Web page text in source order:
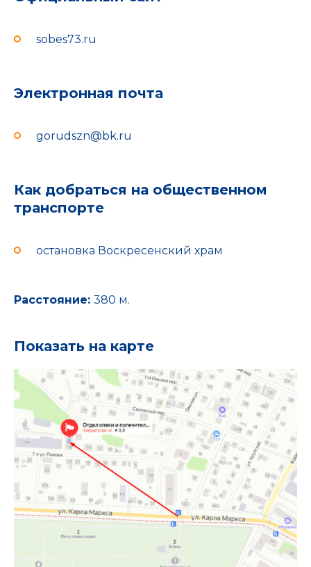
sobes73.ru
Электронная почта
gorudszn@bk.ru
Как добраться на общественном
транспорте
остановка Воскресенский храм
Расстояние: 380 м.
Показать на карте